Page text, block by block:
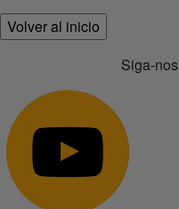
Volver al inicio
Siga-nos